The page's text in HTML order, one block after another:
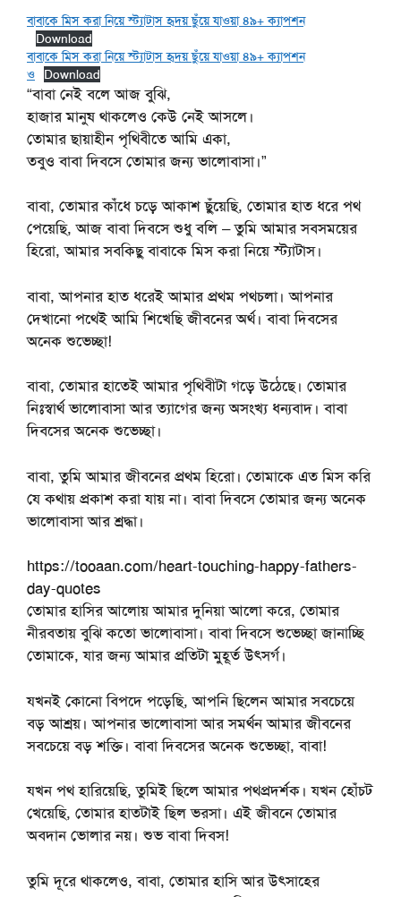
বাবাকে মিস করা নিয়ে স্ট্যাটাস হৃদয় ছুঁয়ে যাওয়া ৪৯+ ক্যাপশন
Download
বাবাকে মিস করা নিয়ে স্ট্যাটাস হৃদয় ছুঁয়ে যাওয়া ৪৯+ ক্যাপশন
ও
Download
“বাবা নেই বলে আজ বুঝি,
হাজার মানুষ থাকলেও কেউ নেই আসলে।
তোমার ছায়াহীন পৃথিবীতে আমি একা,
তবুও বাবা দিবসে তোমার জন্য ভালোবাসা।”
বাবা, তোমার কাঁধে চড়ে আকাশ ছুঁয়েছি, তোমার হাত ধরে পথ
পেয়েছি, আজ বাবা দিবসে শুধু বলি – তুমি আমার সবসময়ের
হিরো, আমার সবকিছু বাবাকে মিস করা নিয়ে স্ট্যাটাস।
বাবা, আপনার হাত ধরেই আমার প্রথম পথচলা। আপনার
দেখানো পথেই আমি শিখেছি জীবনের অর্থ। বাবা দিবসের
অনেক শুভেচ্ছা!
বাবা, তোমার হাতেই আমার পৃথিবীটা গড়ে উঠেছে। তোমার
নিঃস্বার্থ ভালোবাসা আর ত্যাগের জন্য অসংখ্য ধন্যবাদ। বাবা
দিবসের অনেক শুভেচ্ছা।
বাবা, তুমি আমার জীবনের প্রথম হিরো। তোমাকে এত মিস করি
যে কথায় প্রকাশ করা যায় না। বাবা দিবসে তোমার জন্য অনেক
ভালোবাসা আর শ্রদ্ধা।
https://tooaan.com/heart-touching-happy-fathers-
day-quotes
তোমার হাসির আলোয় আমার দুনিয়া আলো করে, তোমার
নীরবতায় বুঝি কতো ভালোবাসা। বাবা দিবসে শুভেচ্ছা জানাচ্ছি
তোমাকে, যার জন্য আমার প্রতিটা মুহূর্ত উৎসর্গ।
যখনই কোনো বিপদে পড়েছি, আপনি ছিলেন আমার সবচেয়ে
বড় আশ্রয়। আপনার ভালোবাসা আর সমর্থন আমার জীবনের
সবচেয়ে বড় শক্তি। বাবা দিবসের অনেক শুভেচ্ছা, বাবা!
যখন পথ হারিয়েছি, তুমিই ছিলে আমার পথপ্রদর্শক। যখন হোঁচট
খেয়েছি, তোমার হাতটাই ছিল ভরসা। এই জীবনে তোমার
অবদান ভোলার নয়। শুভ বাবা দিবস!
তুমি দূরে থাকলেও, বাবা, তোমার হাসি আর উৎসাহের